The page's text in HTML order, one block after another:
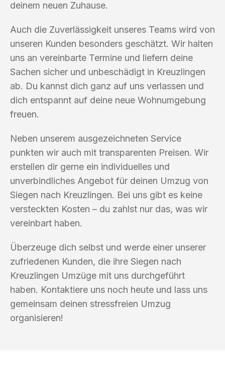
deinem neuen Zuhause.
Auch die Zuverlässigkeit unseres Teams wird von
unseren Kunden besonders geschätzt. Wir halten
uns an vereinbarte Termine und liefern deine
Sachen sicher und unbeschädigt in Kreuzlingen
ab. Du kannst dich ganz auf uns verlassen und
dich entspannt auf deine neue Wohnumgebung
freuen.
Neben unserem ausgezeichneten Service
punkten wir auch mit transparenten Preisen. Wir
erstellen dir gerne ein individuelles und
unverbindliches Angebot für deinen Umzug von
Siegen nach Kreuzlingen. Bei uns gibt es keine
versteckten Kosten – du zahlst nur das, was wir
vereinbart haben.
Überzeuge dich selbst und werde einer unserer
zufriedenen Kunden, die ihre Siegen nach
Kreuzlingen Umzüge mit uns durchgeführt
haben. Kontaktiere uns noch heute und lass uns
gemeinsam deinen stressfreien Umzug
organisieren!